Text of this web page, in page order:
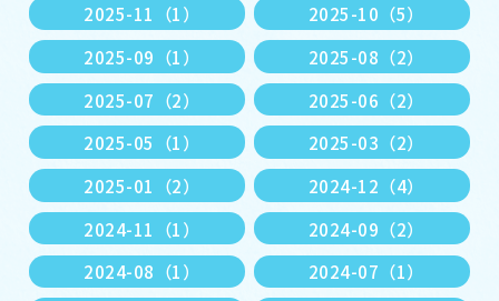
2025-11（1）
2025-10（5）
2025-09（1）
2025-08（2）
2025-07（2）
2025-06（2）
2025-05（1）
2025-03（2）
2025-01（2）
2024-12（4）
2024-11（1）
2024-09（2）
2024-08（1）
2024-07（1）